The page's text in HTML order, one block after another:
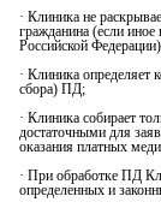
· Клиника не
гражданина (если
Российской
· Клиника определяет
сбора) ПД;
· Клиника собирает
достаточными для
оказания платных
· При обработке ПД
определенных и